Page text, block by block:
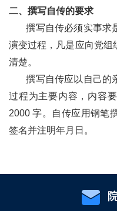
二、撰写自传的要求
撰写自传必须实事求
演变过程，凡是应向党组
清楚。
撰写自传应以自己的
过程为主要内容，内容
2000 字。自传应用钢笔
签名并注明年月日。